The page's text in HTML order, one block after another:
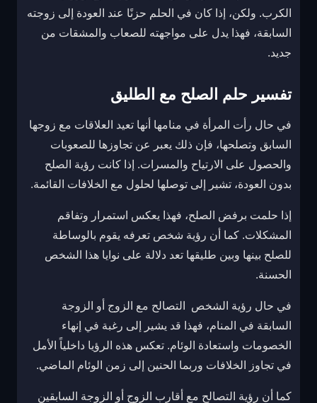
الكرب. ولكن، إذا كان في الحلم حزنًا عند العودة إلى زوجته
السابقة، فهذا يدل على مواجهته للصعاب والمشقات من
جديد.
تفسير حلم الصلح مع الطليق
في حال رأت المرأة في منامها أنها تعيد العلاقات مع زوجها
السابق وتصلحها، فإن ذلك يعبر عن تجاوزها للصعوبات
والحصول على الارتياح والمسرات. إذا كانت رؤية الصلح
بدون العودة، تشير إلى توصلها لحلول مع الخلافات القائمة.
إذا حلمت برفض الصلح، فهذا يعكس استمرار وتفاقم
المشكلات. كما أن رؤية شخص تعرفه يقوم بالوساطة
للصلح بينها وبين طليقها تعد دلالة على نوايا هذا الشخص
الحسنة.
في حال رؤية الشخص التصالح مع الزوج أو الزوجة
السابقة في المنام، فهذا قد يشير إلى رغبة في إنهاء
الخصومات واستعادة الوئام. تعكس هذه الرؤيا داخلياً الأمل
في تجاوز الخلافات وربما الحنين إلى زمن الوئام الماضي.
كما أن رؤية التصالح مع أقارب الزوج أو الزوجة السابقين